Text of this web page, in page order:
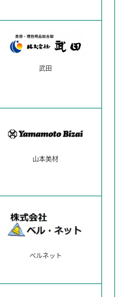
武田
山本美材
ベルネット